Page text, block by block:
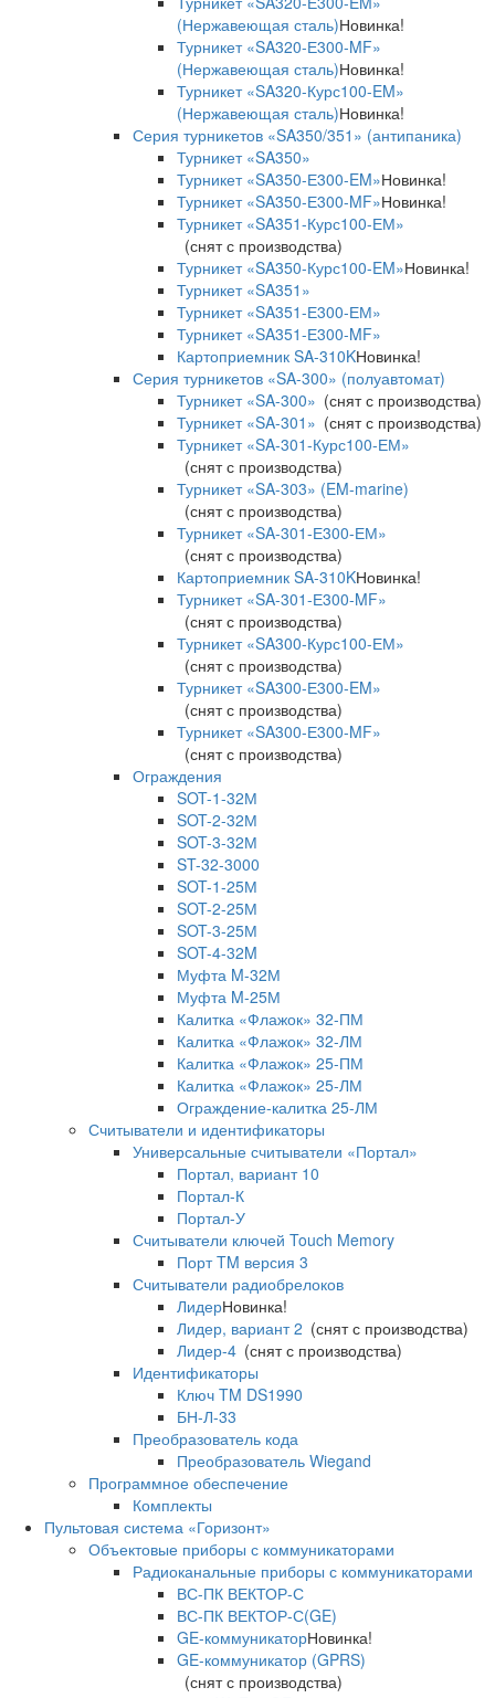
(Нержавеющая сталь)Новинка!
Турникет «SA320-Е300-MF»
(Нержавеющая сталь)Новинка!
Турникет «SA320-Курс100-EM»
(Нержавеющая сталь)Новинка!
Серия турникетов «SA350/351» (антипаника)
Турникет «SA350»
Турникет «SA350-Е300-EM»Новинка!
Турникет «SA350-Е300-MF»Новинка!
Турникет «SA351-Курс100-ЕМ»
(снят с производства)
Турникет «SA350-Курс100-EM»Новинка!
Турникет «SA351»
Турникет «SA351-Е300-ЕМ»
Турникет «SA351-Е300-MF»
Картоприемник SA-310KНовинка!
Серия турникетов «SA-300» (полуавтомат)
Турникет «SA-300» (снят с производства)
Турникет «SA-301» (снят с производства)
Турникет «SA-301-Курс100-ЕМ»
(снят с производства)
Турникет «SA-303» (EM-marine)
(снят с производства)
Турникет «SA-301-Е300-ЕМ»
(снят с производства)
Картоприемник SA-310KНовинка!
Турникет «SA-301-Е300-MF»
(снят с производства)
Турникет «SA300-Курс100-ЕМ»
(снят с производства)
Турникет «SA300-Е300-EM»
(снят с производства)
Турникет «SA300-Е300-MF»
(снят с производства)
Ограждения
SOT-1-32М
SOT-2-32М
SOT-3-32М
ST-32-3000
SOT-1-25М
SOT-2-25М
SOT-3-25М
SOT-4-32M
Муфта M-32М
Муфта M-25М
Калитка «Флажок» 32-ПМ
Калитка «Флажок» 32-ЛМ
Калитка «Флажок» 25-ПМ
Калитка «Флажок» 25-ЛМ
Ограждение-калитка 25-ЛМ
Считыватели и идентификаторы
Универсальные считыватели «Портал»
Портал, вариант 10
Портал-К
Портал-У
Считыватели ключей Touch Memory
Порт TM версия 3
Считыватели радиобрелоков
ЛидерНовинка!
Лидер, вариант 2 (снят с производства)
Лидер-4 (снят с производства)
Идентификаторы
Ключ TM DS1990
БН-Л-33
Преобразователь кода
Преобразователь Wiegand
Программное обеспечение
Комплекты
Пультовая система «Горизонт»
Объектовые приборы с коммуникаторами
Радиоканальные приборы с коммуникаторами
ВС-ПК ВЕКТОР-С
ВС-ПК ВЕКТОР-С(GE)
GE-коммуникаторНовинка!
GE-коммуникатор (GPRS)
(снят с производства)